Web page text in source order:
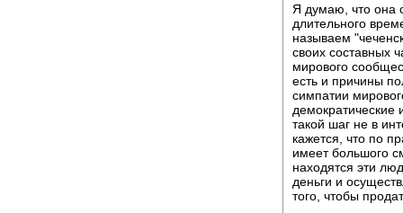
Я думаю, что она
длительного
называем
своих составных
мирового
есть и причины
симпатии
такой шаг не в
кажется, что по
имеет большого
находятся эти
деньги и
того, чтобы